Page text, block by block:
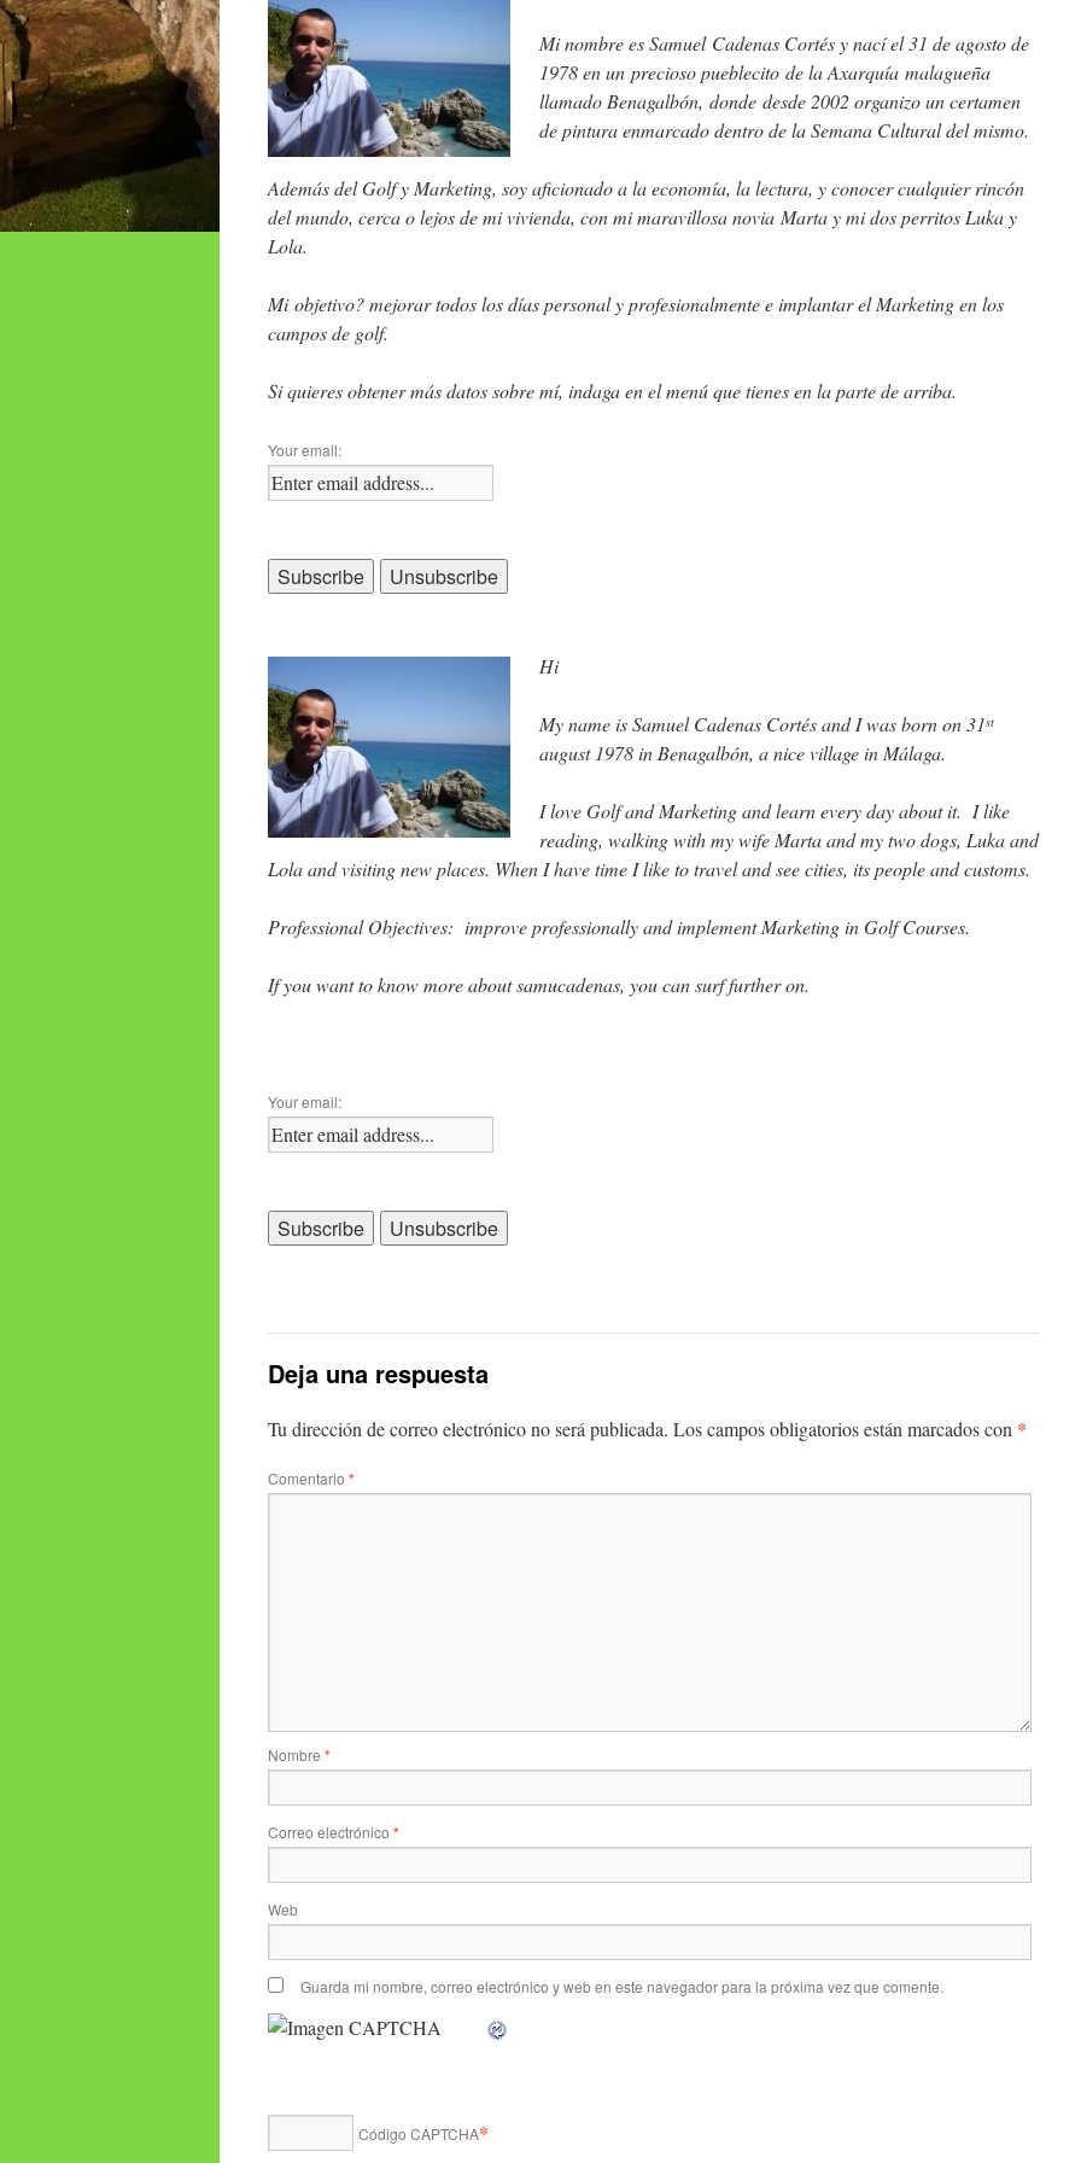
Mi nombre es Samuel Cadenas Cortés y nací el 31 de agosto de
1978 en un precioso pueblecito de la Axarquía malagueña
llamado Benagalbón, donde desde 2002 organizo un certamen
de pintura enmarcado dentro de la Semana Cultural del mismo.
Además del Golf y Marketing, soy aficionado a la economía, la lectura, y conocer cualquier rincón
del mundo, cerca o lejos de mi vivienda, con mi maravillosa novia Marta y mi dos perritos Luka y
Lola.
Mi objetivo? mejorar todos los días personal y profesionalmente e implantar el Marketing en los
campos de golf.
Si quieres obtener más datos sobre mí, indaga en el menú que tienes en la parte de arriba.
Your email:
Hi
My name is Samuel Cadenas Cortés and I was born on 31st
august 1978 in Benagalbón, a nice village in Málaga.
I love Golf and Marketing and learn every day about it. I like
reading, walking with my wife Marta and my two dogs, Luka and
Lola and visiting new places. When I have time I like to travel and see cities, its people and customs.
Professional Objectives: improve professionally and implement Marketing in Golf Courses.
If you want to know more about samucadenas, you can surf further on.
Your email:
Deja una respuesta
Tu dirección de correo electrónico no será publicada. Los campos obligatorios están marcados con *
Comentario *
Nombre *
Correo electrónico *
Web
Guarda mi nombre, correo electrónico y web en este navegador para la próxima vez que comente.
Código CAPTCHA*